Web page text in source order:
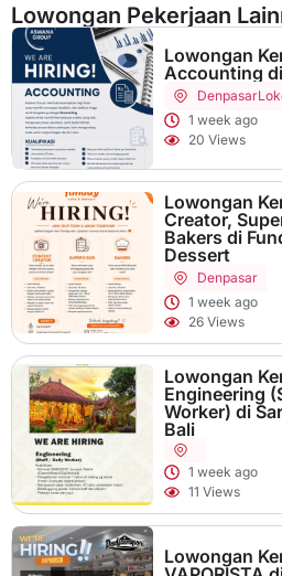
Lowongan Pekerjaan
Lowongan
Accounting
Denpasar
1 week ago
20 Views
Lowongan
Creator,
Bakers di
Dessert
Denpasar
1 week ago
26 Views
Lowongan
Engineering
Worker) di
Bali
1 week ago
11 Views
Lowongan